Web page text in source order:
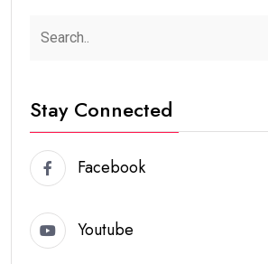
Stay Connected
Facebook
Youtube